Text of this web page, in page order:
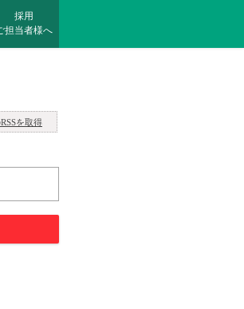
採用
担当者様へ
を取得